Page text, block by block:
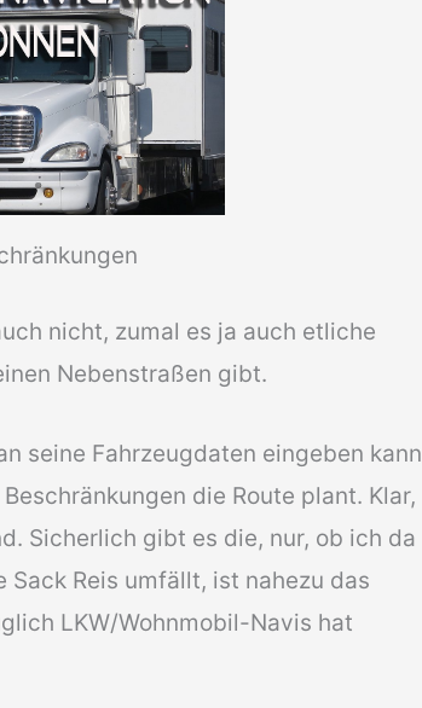
nicht, zumal es ja auch etliche
Nebenstraßen gibt.
seine Fahrzeugdaten eingeben kann
die Route plant. Klar,
Sicherlich gibt es die, nur, ob ich da
Reis umfällt, ist nahezu das
LKW/Wohnmobil-Navis hat